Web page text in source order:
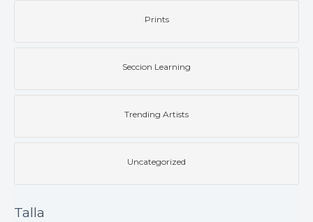
Prints
Seccion Learning
Trending Artists
Uncategorized
Talla